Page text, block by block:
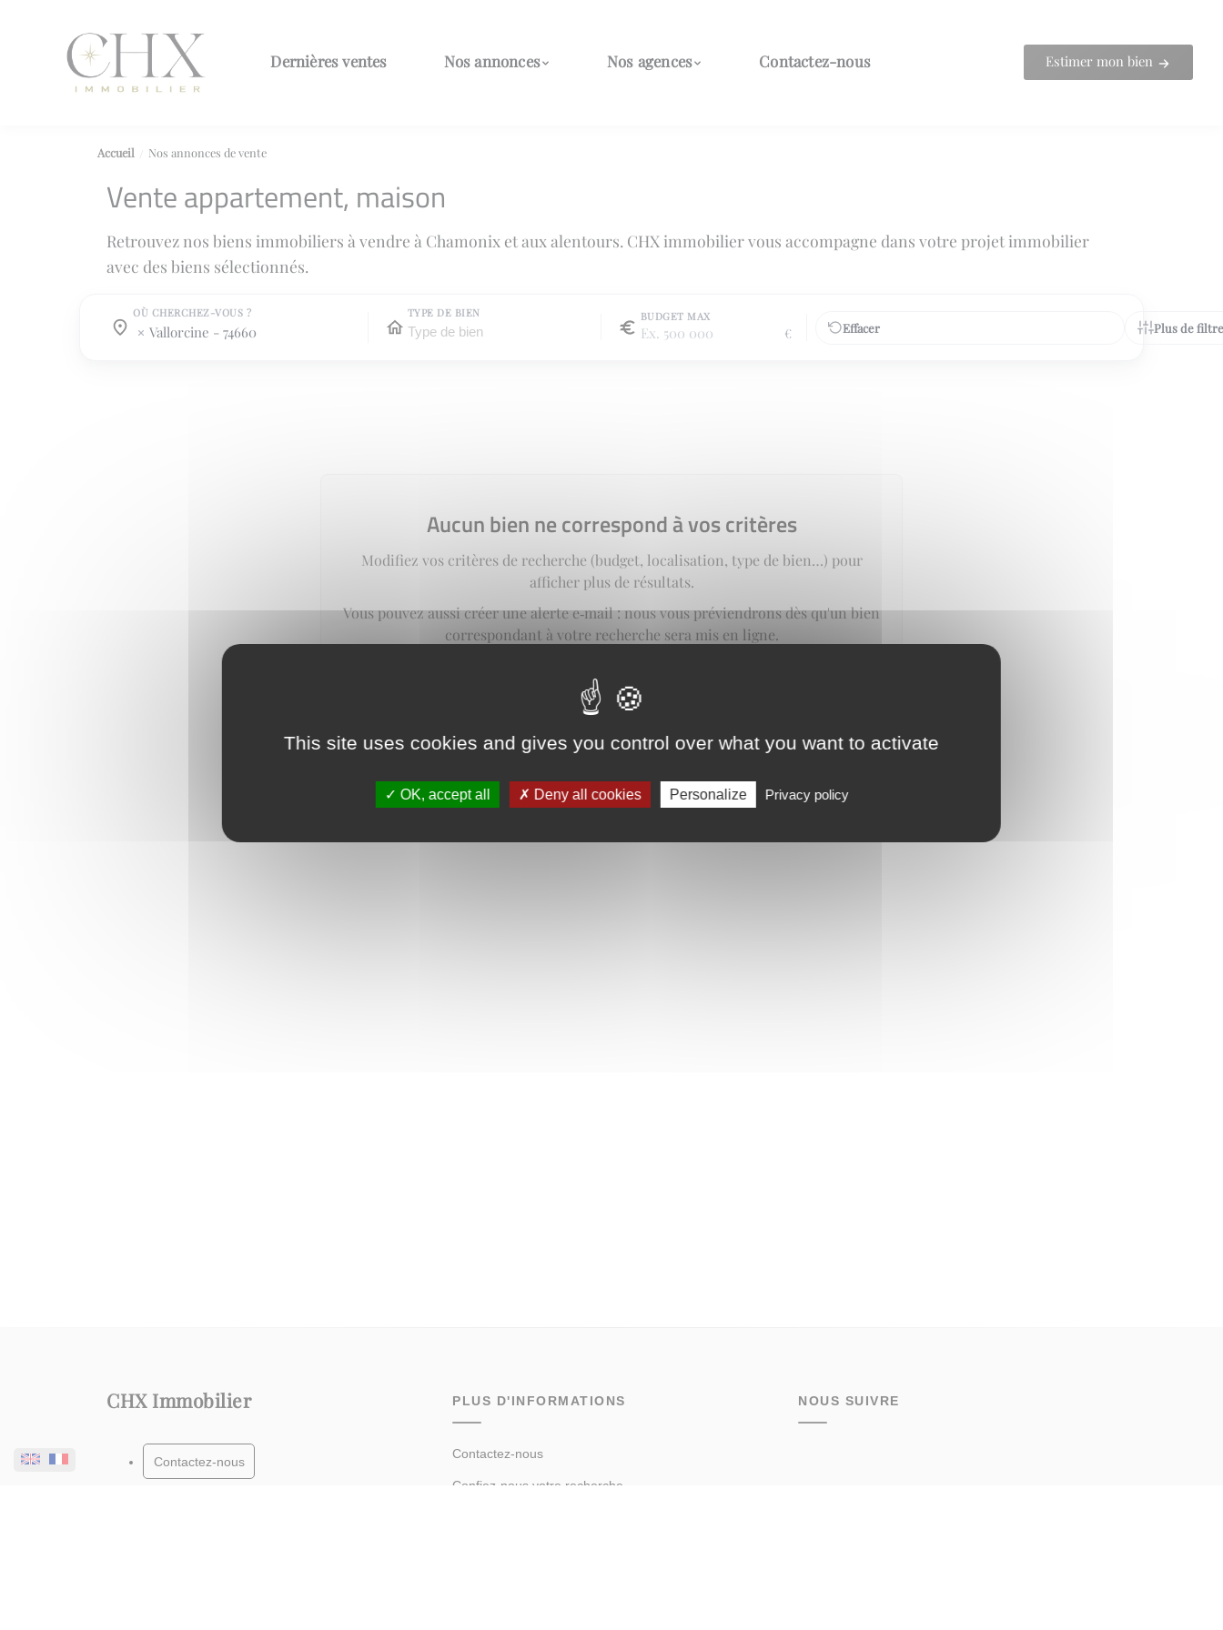
Dernières ventes Nos annonces Nos agences Contactez-nous Estimer mon bien
Accueil Nos annonces de vente
Vente appartement, maison
Retrouvez nos biens immobiliers à vendre à Chamonix et aux alentours. CHX immobilier vous accompagne dans votre projet immobilier
avec des biens sélectionnés.
OÙ CHERCHEZ-VOUS ?
Où cherchez-vous ?
vallorcine - 74660
Où cherchez-vous ?
TYPE DE BIEN BUDGET MAX
€ Effacer Plus de
Aucun bien ne correspond à vos critères
Modifiez vos critères de recherche (budget, localisation, type de bien…) pour
afficher plus de résultats.
Vous pouvez aussi créer une alerte e‑mail : nous vous préviendrons dès qu'un bien
correspondant à votre recherche sera mis en ligne.
créer une alerte
CHX Immobilier
Contactez-nous
PLUS D'INFORMATIONS
Contactez-nous
Confiez-nous votre recherche
NOUS SUIVRE
This site uses cookies and gives you control over what you want to activate
OK, accept all Deny all cookies Personalize Privacy policy